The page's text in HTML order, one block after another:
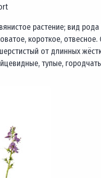
растение; вид
короткое,
от длинных
тупые,